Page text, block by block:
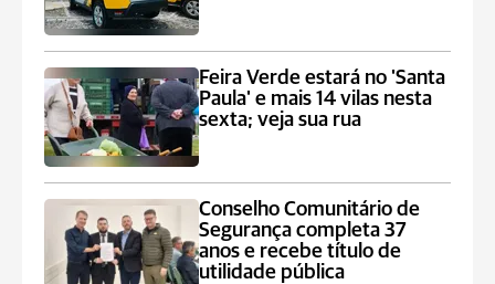
Feira Verde estará no 'Santa
Paula' e mais 14 vilas nesta
sexta; veja sua rua
Conselho Comunitário de
Segurança completa 37
anos e recebe título de
utilidade pública